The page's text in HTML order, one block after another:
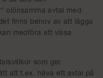
olönsamma avtal med
finns behov av att lägga
medföra att vissa
som ger
att t.ex. häva ett avtal på